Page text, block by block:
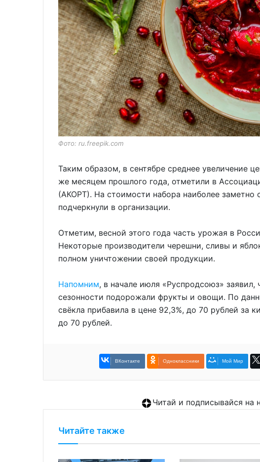
Фото: ru.freepik.com
Таким образом, в сентябре среднее увеличение
же месяцем прошлого года, отметили в
(АКОРТ). На стоимости набора наиболее заметно
подчеркнули в организации.
Отметим, весной этого года часть урожая в
Некоторые производители черешни, сливы и
полном уничтожении своей продукции.
Напомним, в начале июля «Руспродсоюз»
сезонности подорожали фрукты и овощи. По
свёкла прибавила в цене 92,3%, до 70 рублей за
до 70 рублей.
ВКонтакте Одноклассники Мой Мир
Читай и подписывайся на
Читайте также